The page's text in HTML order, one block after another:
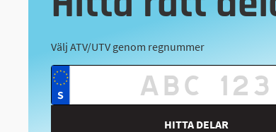
Välj ATV/UTV genom regnummer
HITTA DELAR